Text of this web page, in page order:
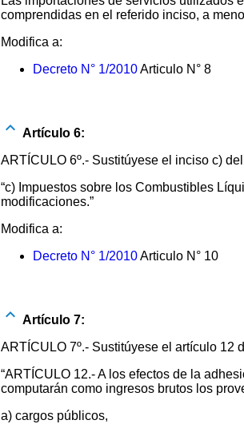
comprendidas en el referido inciso, a
Modifica a:
Decreto N° 1/2010Articulo N° 8
Artículo 6:
ARTÍCULO 6º.- Sustitúyese el inciso c)
“c) Impuestos sobre los Combustibles
modificaciones.”
Modifica a:
Decreto N° 1/2010Articulo N° 10
Artículo 7:
ARTÍCULO 7º.- Sustitúyese el artículo 12
“ARTÍCULO 12.- A los efectos de la
computarán como ingresos brutos los
a) cargos públicos,